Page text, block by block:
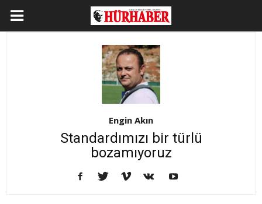
Engin Akın
Standardımızı bir türlü
bozamıyoruz